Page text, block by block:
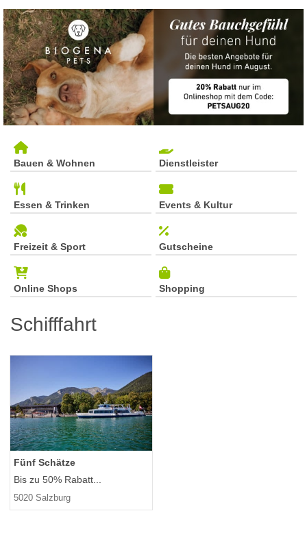
Bauen & Wohnen Dienstleister
Essen & Trinken Events & Kultur
Freizeit & Sport Gutscheine
Online Shops Shopping
Schifffahrt
Fünf Schätze
Bis zu 50% Rabatt...
5020 Salzburg